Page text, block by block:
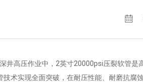
井高压作业中，2英寸20000psi压裂软管
术实现全面突破，在耐压性能、耐磨抗